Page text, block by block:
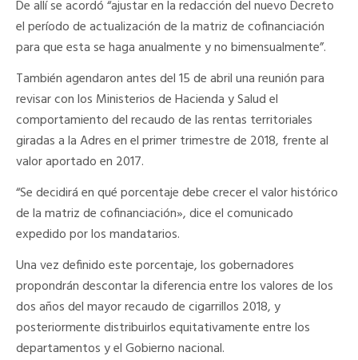
De allí se acordó “ajustar en la redacción del nuevo Decreto
el período de actualización de la matriz de cofinanciación
para que esta se haga anualmente y no bimensualmente”.
También agendaron antes del 15 de abril una reunión para
revisar con los Ministerios de Hacienda y Salud el
comportamiento del recaudo de las rentas territoriales
giradas a la Adres en el primer trimestre de 2018, frente al
valor aportado en 2017.
“Se decidirá en qué porcentaje debe crecer el valor histórico
de la matriz de cofinanciación», dice el comunicado
expedido por los mandatarios.
Una vez definido este porcentaje, los gobernadores
propondrán descontar la diferencia entre los valores de los
dos años del mayor recaudo de cigarrillos 2018, y
posteriormente distribuirlos equitativamente entre los
departamentos y el Gobierno nacional.